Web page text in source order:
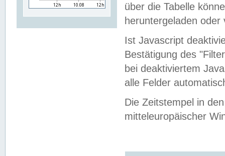
über die Tabelle
heruntergeladen oder
Ist Javascript
Bestätigung des
bei deaktiviertem
alle Felder
Die Zeitstempel in
mitteleuropäischer